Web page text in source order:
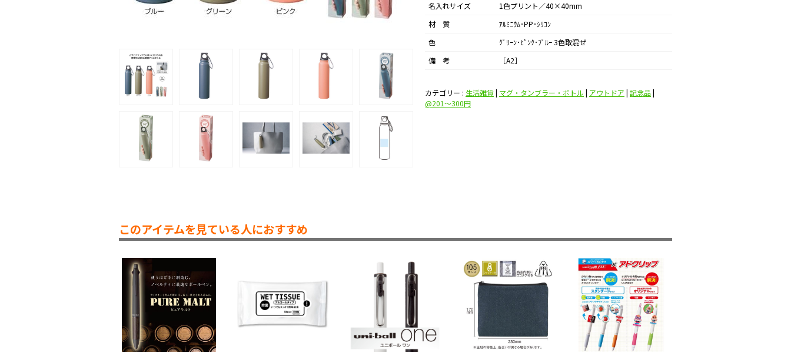
名入れサイズ
1色プリント／40×40mm
材 質
ｱﾙﾐﾆｳﾑ･PP･ｼﾘｺﾝ
色
ｸﾞﾘｰﾝ･ﾋﾟﾝｸ･ﾌﾞﾙｰ 3色取混ぜ
備 考
［A2］
カテゴリー : 生活雑貨| マグ・タンブラー・ボトル | アウトドア | 記念品|
@201〜300円
このアイテムを見ている人におすすめ